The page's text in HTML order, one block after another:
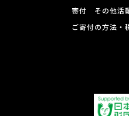
寄付 その他活
ご寄付の方法・